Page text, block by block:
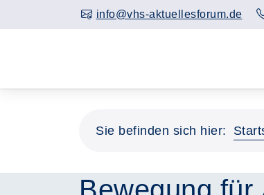
info@vhs-aktuellesforum.de
Sie befinden sich hier: